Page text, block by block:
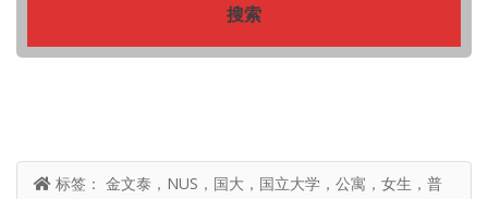
搜索
标签： 金文泰，NUS，国大，国立大学，公寓，女生，普